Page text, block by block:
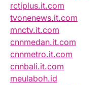
rctiplus.it.com
tvonenews.it.com
mnctv.it.com
cnnmedan.it.com
cnnmetro.it.com
cnnbali.it.com
meulaboh.id